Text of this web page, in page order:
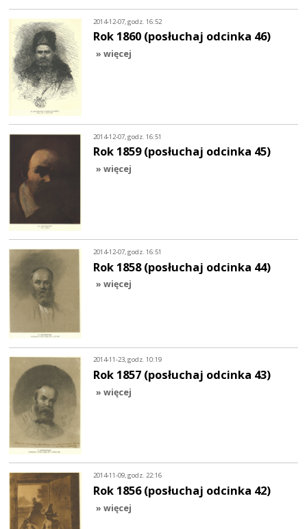
2014-12-07, godz. 16:52
Rok 1860 (posłuchaj odcinka 46)
» więcej
2014-12-07, godz. 16:51
Rok 1859 (posłuchaj odcinka 45)
» więcej
2014-12-07, godz. 16:51
Rok 1858 (posłuchaj odcinka 44)
» więcej
2014-11-23, godz. 10:19
Rok 1857 (posłuchaj odcinka 43)
» więcej
2014-11-09, godz. 22:16
Rok 1856 (posłuchaj odcinka 42)
» więcej